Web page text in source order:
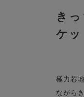
き
ケッ
極力芯
ながら